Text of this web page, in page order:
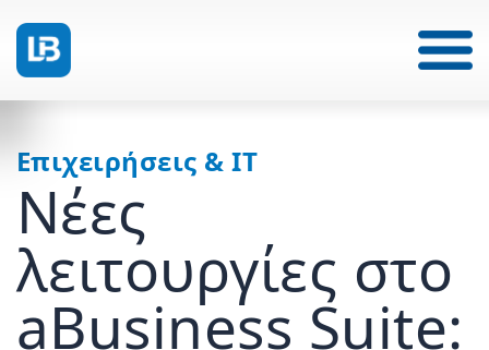
Επιχειρήσεις & IT
Νέες
λειτουργίες στο
aBusiness Suite: